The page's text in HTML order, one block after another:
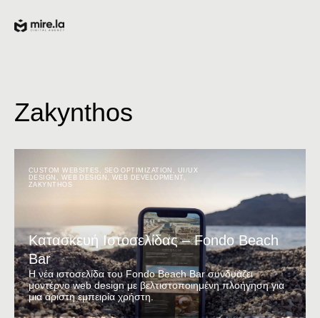
Zakynthos
CUSTOM WEBSITES , SEO OPTIMIZATION , UI/UX
DESIGN , WEB DESIGN ,WEB DEVELOPMENT ,
ZAKYNTHOS
Κατασκευή Ιστοσελίδας – Fondo Beach
Bar
Η νέα ιστοσελίδα του Fondo Beach Bar συνδυάζει
μοντέρνο web design με βελτιστοποιημένη πλοήγηση για
μια άριστη εμπειρία χρήστη.